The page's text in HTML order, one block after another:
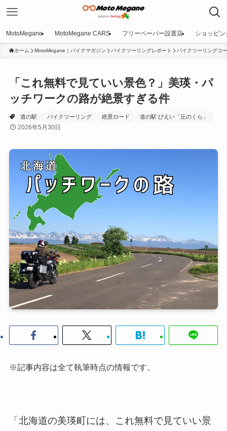
MotoMegane MotoMegane CARS フリーペーパー設置店 ショッピン
ホーム MotoMegane｜バイクマガジン バイクツーリングレポート バイクツーリングコ
「これ無料で見ていい景色？」美瑛・パ
ッチワークの路が絶景すぎる件
道の駅 バイクツーリング 絶景ロード 道の駅 びえい「丘のくら」
2026年5月30日
※記事内容は全て執筆時点の情報です。
「北海道の美瑛町には、これ無料で見ていい景